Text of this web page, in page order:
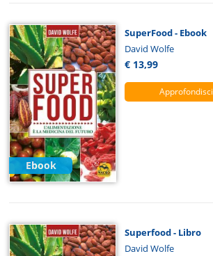
Ebook
SuperFood - Ebook
David Wolfe
€ 13,99
Approfondisci
Superfood - Libro
David Wolfe